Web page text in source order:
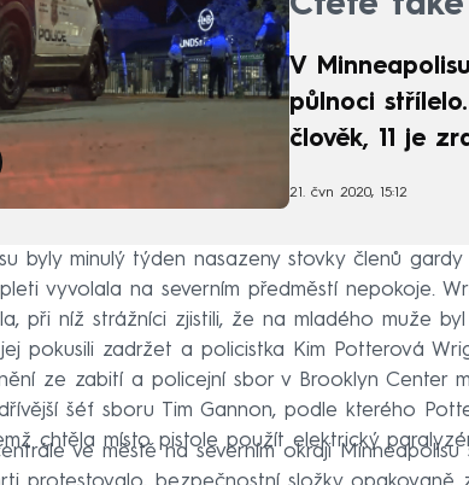
V
půlnoci
člověk, 11 je
21. čvn 2020, 15:12
byly minulý týden nasazeny stovky členů
vyvolala na severním předměstí nepokoje.
při níž strážníci zjistili, že na mladého muže
pokusili zadržet a policistka Kim Potterová
ze zabití a policejní sbor v Brooklyn Center
šéf sboru Tim Gannon, podle kterého
chtěla místo pistole použít elektrický
ve městě na severním okraji